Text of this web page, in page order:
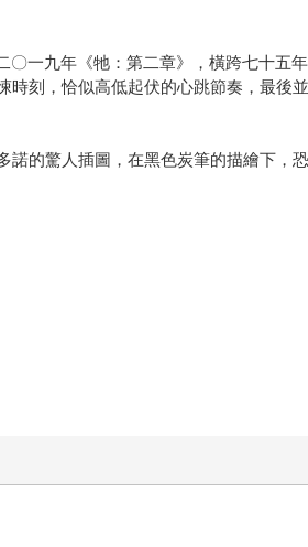
一九年《牠：第二章》，橫跨七十五年
刻，恰似高低起伏的心跳節奏，最後
的驚人插圖，在黑色炭筆的描繪下，